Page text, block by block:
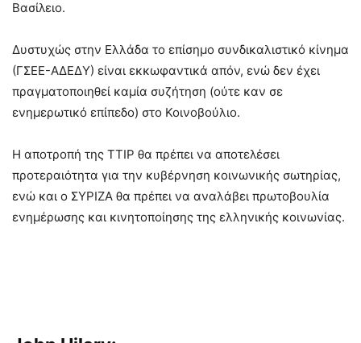
Βασίλειο.
Δυστυχώς στην Ελλάδα το επίσημο συνδικαλιστικό κίνημα
(ΓΣΕΕ-ΑΔΕΔΥ) είναι εκκωφαντικά απόν, ενώ δεν έχει
πραγματοποιηθεί καμία συζήτηση (ούτε καν σε
ενημερωτικό επίπεδο) στο Κοινοβούλιο.
Η αποτροπή της TTIP θα πρέπει να αποτελέσει
προτεραιότητα για την κυβέρνηση κοινωνικής σωτηρίας,
ενώ και ο ΣΥΡΙΖΑ θα πρέπει να αναλάβει πρωτοβουλία
ενημέρωσης και κινητοποίησης της ελληνικής κοινωνίας.